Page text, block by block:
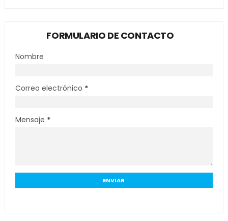
FORMULARIO DE CONTACTO
Nombre
Correo electrónico *
Mensaje *